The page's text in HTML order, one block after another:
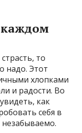
каждом
то
надо. Этот
хлопками
и радости. Во
как
себя в